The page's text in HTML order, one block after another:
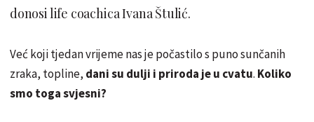
donosi life coachica Ivana Štulić.
Već koji tjedan vrijeme nas je počastilo s puno sunčanih
zraka, topline, dani su dulji i priroda je u cvatu. Koliko
smo toga svjesni?